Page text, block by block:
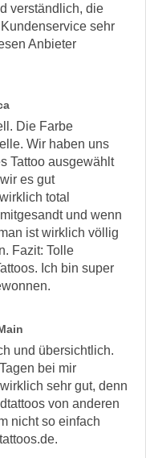
verständlich, die
sehr
Anbieter
Die Farbe
Wir haben uns
Tattoo ausgewählt
es gut
total
und wenn
ist wirklich völlig
Fazit: Tolle
Ich bin super
und übersichtlich.
bei mir
sehr gut, denn
von anderen
nicht so einfach